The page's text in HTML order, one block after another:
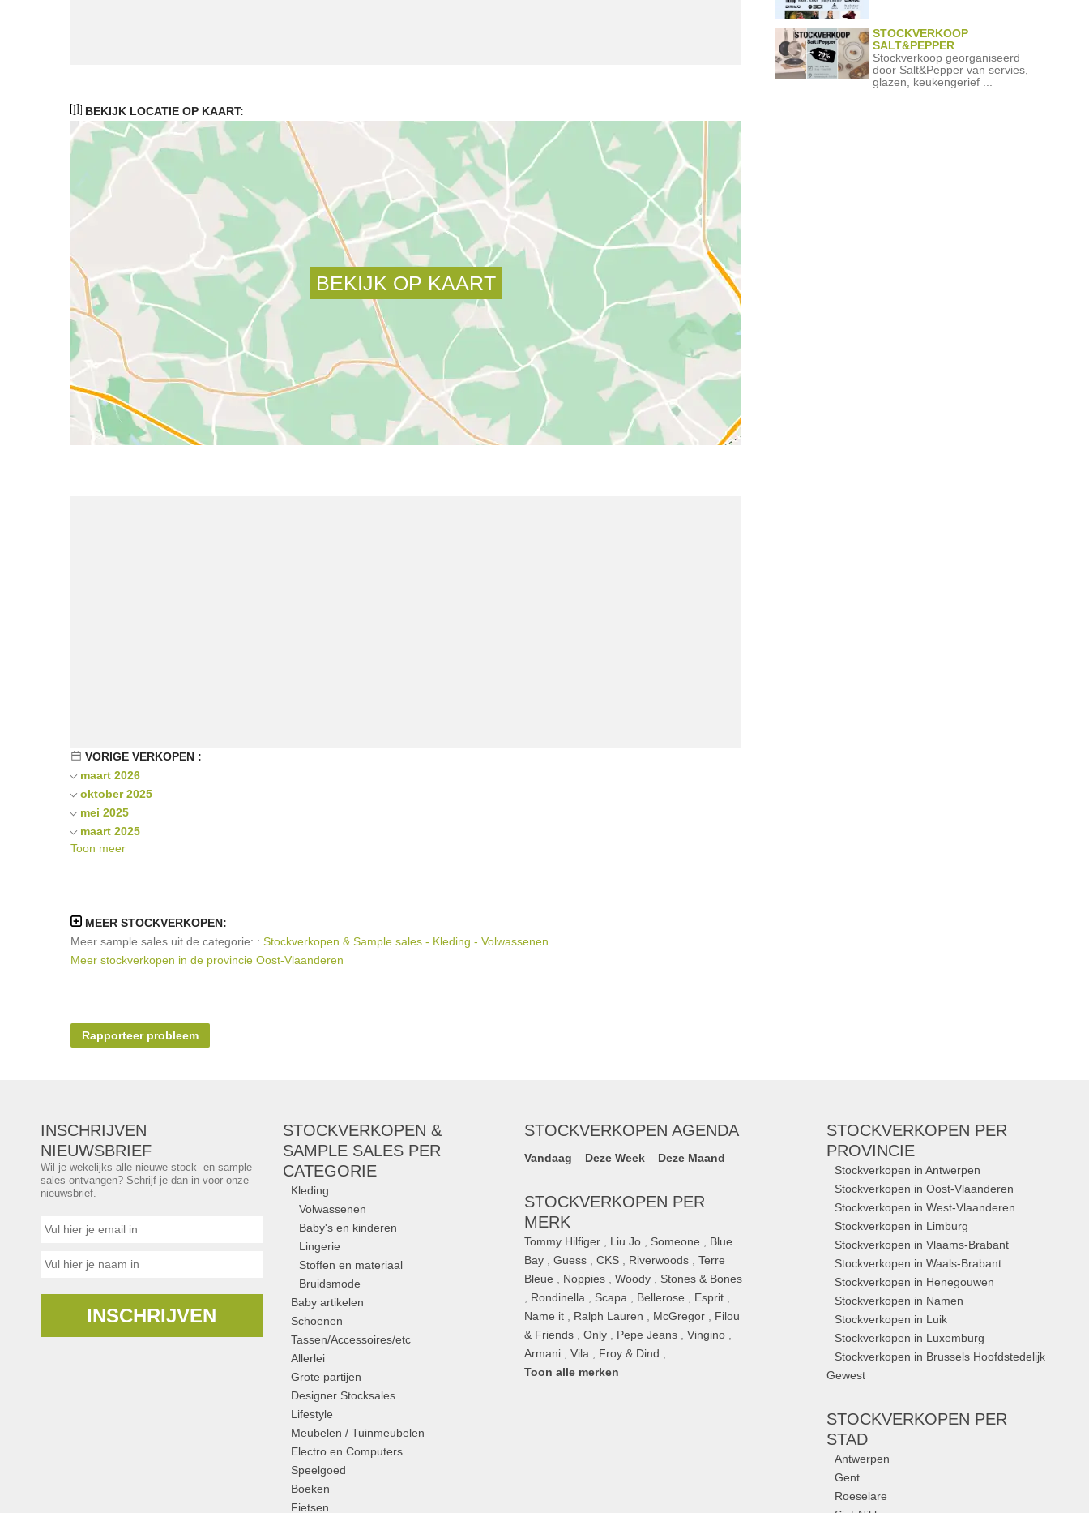
BEKIJK LOCATIE OP KAART:
VORIGE VERKOPEN :
maart 2026
oktober 2025
mei 2025
maart 2025
december 2024
mei 2021
oktober 2020
augustus 2020
november 2016
Toon meer
MEER STOCKVERKOPEN:
Meer sample sales uit de categorie: : Stockverkopen & Sample sales - Kleding - Volwassenen
Meer stockverkopen in de provincie Oost-Vlaanderen
Rapporteer probleem
STOCKVERKOOP
SALT&PEPPER
Stockverkoop georganiseerd
door Salt&Pepper van servies,
glazen, keukengerief ...
INSCHRIJVEN
NIEUWSBRIEF
Wil je wekelijks alle nieuwe stock- en sample
sales ontvangen? Schrijf je dan in voor onze
nieuwsbrief.
INSCHRIJVEN
STOCKVERKOPEN &
SAMPLE SALES PER
CATEGORIE
Kleding
Volwassenen
Baby's en kinderen
Lingerie
Stoffen en materiaal
Bruidsmode
Baby artikelen
Schoenen
Tassen/Accessoires/etc
Allerlei
Grote partijen
Designer Stocksales
Lifestyle
Meubelen / Tuinmeubelen
Electro en Computers
Speelgoed
Boeken
Fietsen
STOCKVERKOPEN AGENDA
Vandaag Deze Week Deze Maand
STOCKVERKOPEN PER
MERK
Tommy Hilfiger Liu Jo Someone
Blue
Bay ,Guess ,CKS Riverwoods ,Terre
Bleue
Noppies ,Woody
Stones & Bones
Rondinella Scapa Bellerose Esprit
Name it
Ralph Lauren McGregor
Filou
& Friends ,Only Pepe Jeans ,Vingino
Armani ,Vila Froy & Dind
Toon alle merken
STOCKVERKOPEN PER
PROVINCIE
Stockverkopen in Antwerpen
Stockverkopen in Oost-Vlaanderen
Stockverkopen in West-Vlaanderen
Stockverkopen in Limburg
Stockverkopen in Vlaams-Brabant
Stockverkopen in Waals-Brabant
Stockverkopen in Henegouwen
Stockverkopen in Namen
Stockverkopen in Luik
Stockverkopen in Luxemburg
Stockverkopen in Brussels Hoofdstedelijk
Gewest
STOCKVERKOPEN PER
STAD
Antwerpen
Gent
Roeselare